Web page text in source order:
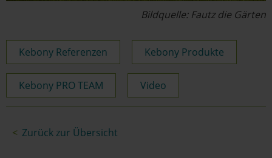
Bildquelle: Fautz die Gärten
Kebony Referenzen Kebony Produkte
Kebony PRO TEAM Video
Zurück zur Übersicht